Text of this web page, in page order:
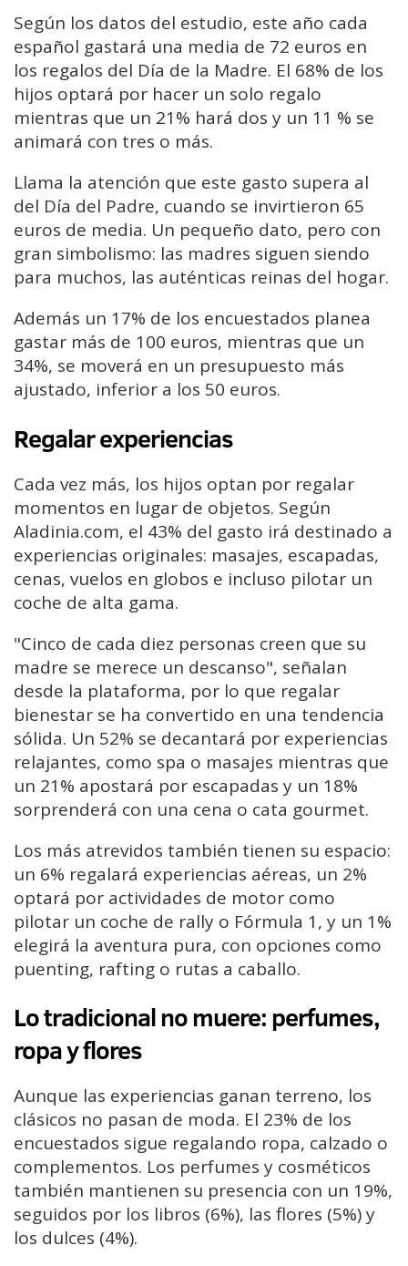
Según los datos del estudio, este año cada
español gastará una media de 72 euros en
los regalos del Día de la Madre. El 68% de los
hijos optará por hacer un solo regalo
mientras que un 21% hará dos y un 11 % se
animará con tres o más.
Llama la atención que este gasto supera al
del Día del Padre, cuando se invirtieron 65
euros de media. Un pequeño dato, pero con
gran simbolismo: las madres siguen siendo
para muchos, las auténticas reinas del hogar.
Además un 17% de los encuestados planea
gastar más de 100 euros, mientras que un
34%, se moverá en un presupuesto más
ajustado, inferior a los 50 euros.
Regalar experiencias
Cada vez más, los hijos optan por regalar
momentos en lugar de objetos. Según
Aladinia.com, el 43% del gasto irá destinado a
experiencias originales: masajes, escapadas,
cenas, vuelos en globos e incluso pilotar un
coche de alta gama.
"Cinco de cada diez personas creen que su
madre se merece un descanso", señalan
desde la plataforma, por lo que regalar
bienestar se ha convertido en una tendencia
sólida. Un 52% se decantará por experiencias
relajantes, como spa o masajes mientras que
un 21% apostará por escapadas y un 18%
sorprenderá con una cena o cata gourmet.
Los más atrevidos también tienen su espacio:
un 6% regalará experiencias aéreas, un 2%
optará por actividades de motor como
pilotar un coche de rally o Fórmula 1, y un 1%
elegirá la aventura pura, con opciones como
puenting, rafting o rutas a caballo.
Lo tradicional no muere: perfumes,
ropa y flores
Aunque las experiencias ganan terreno, los
clásicos no pasan de moda. El 23% de los
encuestados sigue regalando ropa, calzado o
complementos. Los perfumes y cosméticos
también mantienen su presencia con un 19%,
seguidos por los libros (6%), las flores (5%) y
los dulces (4%).